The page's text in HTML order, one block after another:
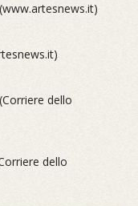
dello
dello